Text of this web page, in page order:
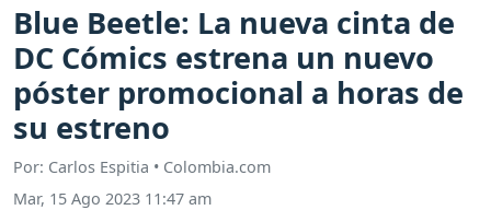
Blue Beetle: La nueva cinta de
DC Cómics estrena un nuevo
póster promocional a horas de
su estreno
Por: Carlos Espitia • Colombia.com
Mar, 15 Ago 2023 11:47 am